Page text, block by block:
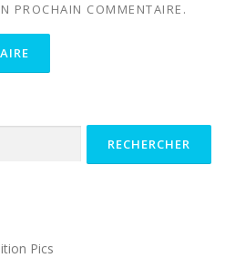
PROCHAIN COMMENTAIRE.
Pics